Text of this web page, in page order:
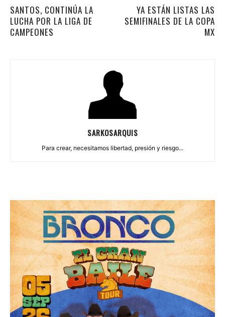
SANTOS, CONTINÚA LA
LUCHA POR LA LIGA DE
CAMPEONES
YA ESTÁN LISTAS LAS
SEMIFINALES DE LA COPA
MX
SARKOSARQUIS
Para crear, necesitamos libertad, presión y riesgo...